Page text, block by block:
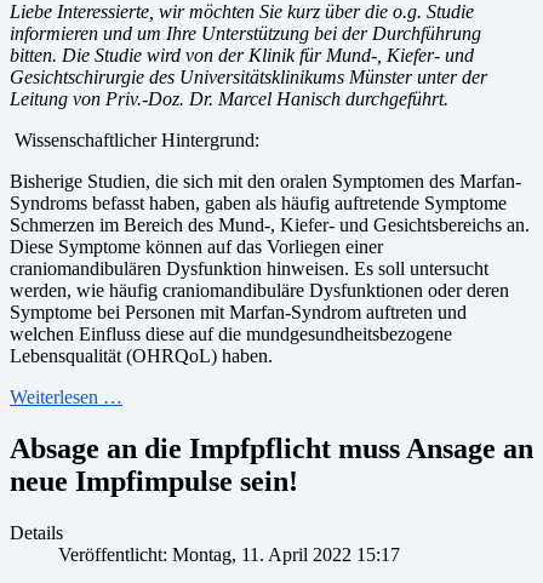
Liebe Interessierte, wir möchten Sie kurz über die o.g. Studie
informieren und um Ihre Unterstützung bei der Durchführung
bitten. Die Studie wird von der Klinik für Mund-, Kiefer- und
Gesichtschirurgie des Universitätsklinikums Münster unter der
Leitung von Priv.-Doz. Dr. Marcel Hanisch durchgeführt.
Wissenschaftlicher Hintergrund:
Bisherige Studien, die sich mit den oralen Symptomen des Marfan-
Syndroms befasst haben, gaben als häufig auftretende Symptome
Schmerzen im Bereich des Mund-, Kiefer- und Gesichtsbereichs an.
Diese Symptome können auf das Vorliegen einer
craniomandibulären Dysfunktion hinweisen. Es soll untersucht
werden, wie häufig craniomandibuläre Dysfunktionen oder deren
Symptome bei Personen mit Marfan-Syndrom auftreten und
welchen Einfluss diese auf die mundgesundheitsbezogene
Lebensqualität (OHRQoL) haben.
Weiterlesen …
Absage an die Impfpflicht muss Ansage an
neue Impfimpulse sein!
Details
Veröffentlicht: Montag, 11. April 2022 15:17